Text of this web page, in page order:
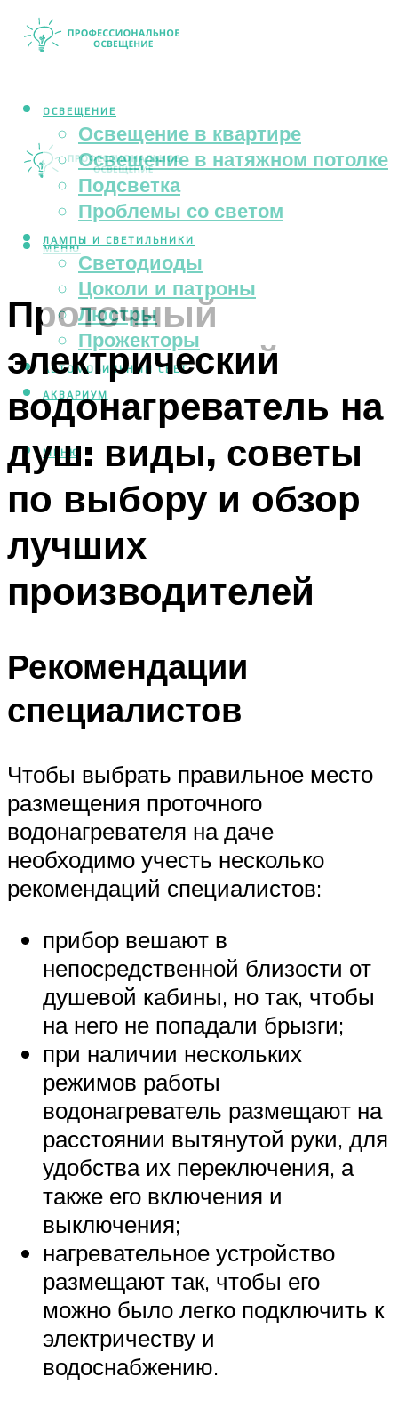
ОСВЕЩЕНИЕ
Освещение в квартире
Освещение в натяжном потолке
Подсветка
Проблемы со светом
ЛАМПЫ И СВЕТИЛЬНИКИ
Светодиоды
Цоколи и патроны
Люстры
Прожекторы
АВТОМОБИЛЬНЫЙ СВЕТ
АКВАРИУМ
МЕНЮ
МЕНЮ
Проточный
электрический
водонагреватель на
душ: виды, советы
по выбору и обзор
лучших
производителей
Рекомендации
специалистов
Чтобы выбрать правильное место
размещения проточного
водонагревателя на даче
необходимо учесть несколько
рекомендаций специалистов:
прибор вешают в
непосредственной близости от
душевой кабины, но так, чтобы
на него не попадали брызги;
при наличии нескольких
режимов работы
водонагреватель размещают на
расстоянии вытянутой руки, для
удобства их переключения, а
также его включения и
выключения;
нагревательное устройство
размещают так, чтобы его
можно было легко подключить к
электричеству и
водоснабжению.